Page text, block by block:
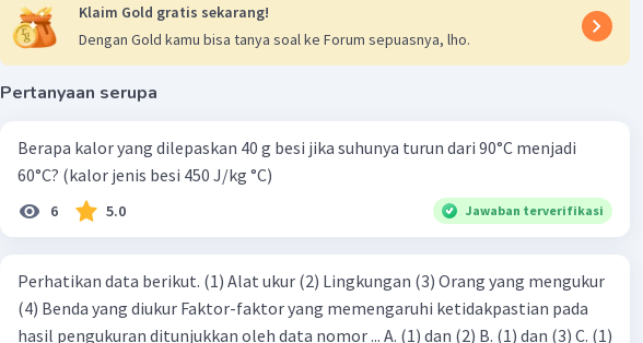
Klaim Gold gratis sekarang!
Dengan Gold kamu bisa tanya soal ke Forum sepuasnya, lho.
Pertanyaan serupa
Berapa kalor yang dilepaskan 40 g besi jika suhunya turun dari 90°C menjadi
60°C? (kalor jenis besi 450 J/kg °C)
6 5.0 Jawaban terverifikasi
Perhatikan data berikut. (1) Alat ukur (2) Lingkungan (3) Orang yang mengukur
(4) Benda yang diukur Faktor-faktor yang memengaruhi ketidakpastian pada
hasil pengukuran ditunjukkan oleh data nomor ... A. (1) dan (2) B. (1) dan (3) C. (1)